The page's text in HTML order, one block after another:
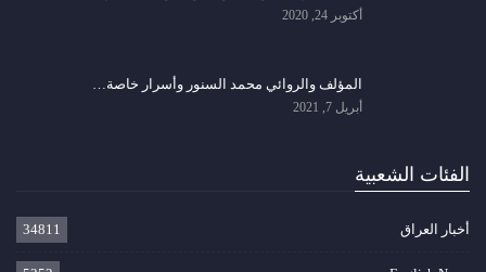
أكتوبر 24, 2020
المؤلف والروائي محمد السنور وأسرار خاصة…
أبريل 7, 2021
الفئات الشعبية
أخبار العراق 34811